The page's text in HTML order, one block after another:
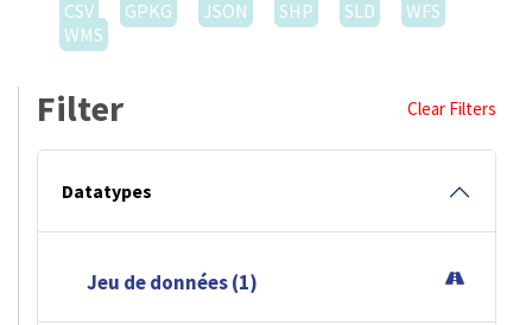
CSV
GPKG JSON SHP SLD
WFS
WMS
Filter Clear Filters
Datatypes
Jeu de données (1)